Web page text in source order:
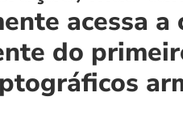
acessa
do